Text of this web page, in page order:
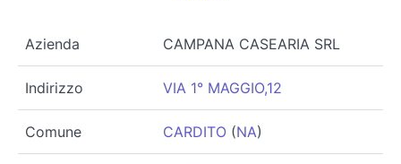
Azienda CAMPANA CASEARIA SRL
Indirizzo VIA 1° MAGGIO,12
Comune CARDITO (NA)